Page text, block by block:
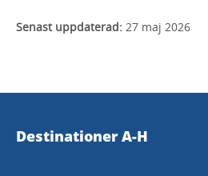
Senast uppdaterad: 27 maj 2026
Destinationer A-H